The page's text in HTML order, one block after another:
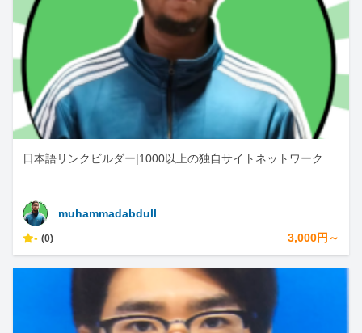
日本語リンクビルダー|1000以上の独自サイトネットワーク
muhammadabdull
- (0) 3,000円～